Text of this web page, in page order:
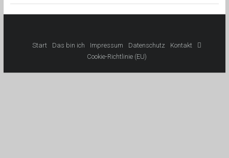
Start Das bin ich Impressum Datenschutz Kontakt

Cookie-Richtlinie (EU)